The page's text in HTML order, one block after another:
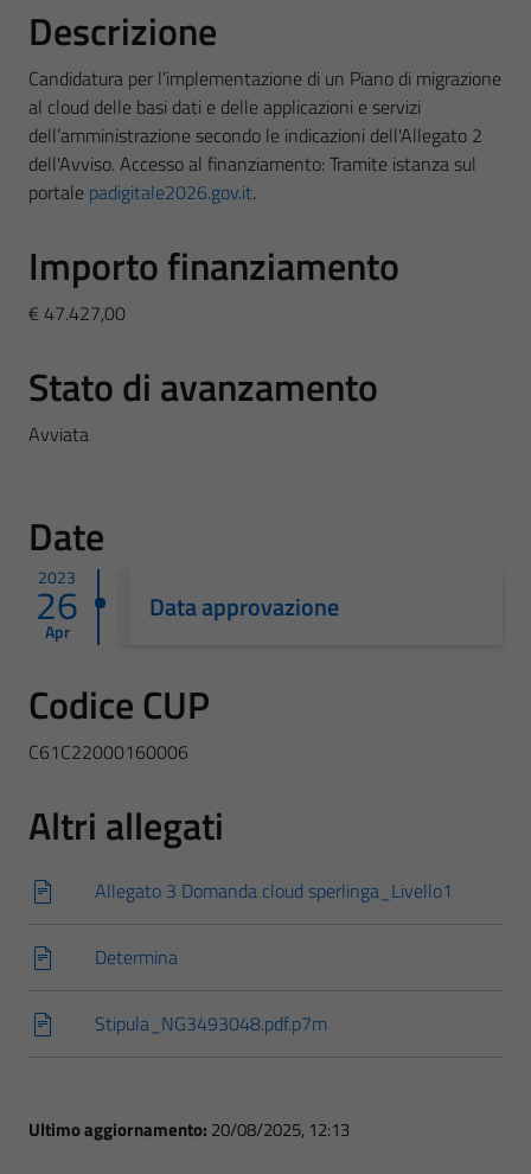
Descrizione
Candidatura per l’implementazione di un Piano di migrazione
al cloud delle basi dati e delle applicazioni e servizi
dell’amministrazione secondo le indicazioni dell'Allegato 2
dell'Avviso. Accesso al finanziamento: Tramite istanza sul
portale padigitale2026.gov.it.
Importo finanziamento
€ 47.427,00
Stato di avanzamento
Avviata
Date
2023
26
Apr
Data approvazione
Codice CUP
C61C22000160006
Altri allegati
Allegato 3 Domanda cloud sperlinga_Livello1
Determina
Stipula_NG3493048.pdf.p7m
Ultimo aggiornamento: 20/08/2025, 12:13